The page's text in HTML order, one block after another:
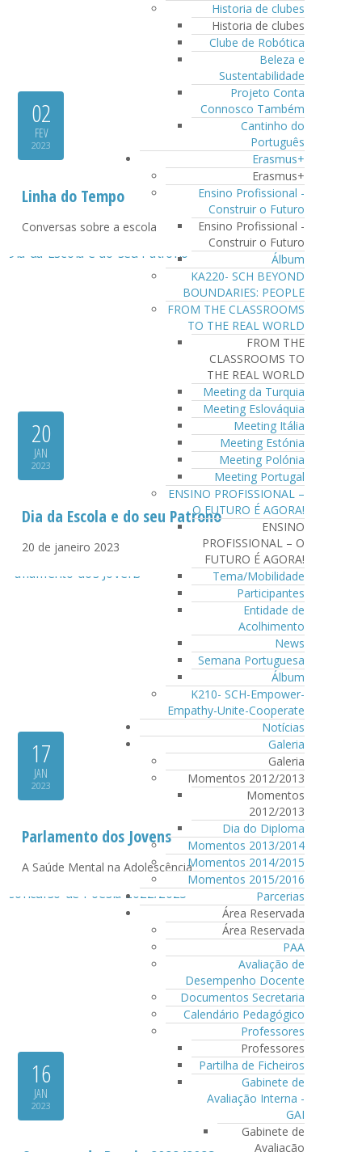
Historia de clubes
Historia de clubes
Clube de Robótica
Beleza e
Sustentabilidade
Projeto Conta
Connosco Também
Cantinho do
Português
Erasmus+
Erasmus+
Ensino Profissional -
Construir o Futuro
Ensino Profissional -
Construir o Futuro
Álbum
KA220- SCH BEYOND
BOUNDARIES: PEOPLE
FROM THE CLASSROOMS
TO THE REAL WORLD
FROM THE
CLASSROOMS TO
THE REAL WORLD
Meeting da Turquia
Meeting Eslováquia
Meeting Itália
Meeting Estónia
Meeting Polónia
Meeting Portugal
ENSINO PROFISSIONAL –
O FUTURO É AGORA!
ENSINO
PROFISSIONAL – O
FUTURO É AGORA!
Tema/Mobilidade
Participantes
Entidade de
Acolhimento
News
Semana Portuguesa
Álbum
K210- SCH-Empower-
Empathy-Unite-Cooperate
Notícias
Galeria
Galeria
Momentos 2012/2013
Momentos
2012/2013
Dia do Diploma
Momentos 2013/2014
Momentos 2014/2015
Momentos 2015/2016
Parcerias
Área Reservada
Área Reservada
PAA
Avaliação de
Desempenho Docente
Documentos Secretaria
Calendário Pedagógico
Professores
Professores
Partilha de Ficheiros
Gabinete de
Avaliação Interna -
GAI
Gabinete de
Avaliação
02
FEV
2023
Linha do Tempo
Conversas sobre a escola
20
JAN
2023
Dia da Escola e do seu Patrono
20 de janeiro 2023
17
JAN
2023
Parlamento dos Jovens
A Saúde Mental na Adolescência
16
JAN
2023